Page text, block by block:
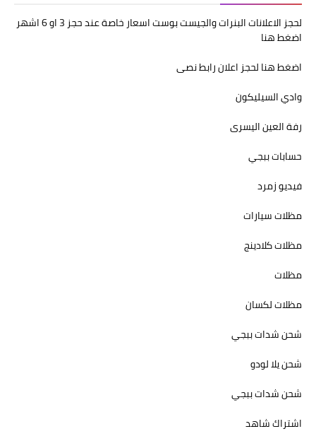
لحجز الاعلانات البنرات والجيست بوست اسعار خاصة عند حجز 3 او 6 اشهر
اضغط هنا
اضغط هنا لحجز اعلان رابط نصى
وادي السيليكون
رفة العين اليسرى
حسابات ببجي
فيديو زمرد
مظلات سيارات
مظلات كلادينج
مظلات
مظلات لكسان
شحن شدات ببجي
شحن يلا لودو
شحن شدات ببجي
اشتراك شاهد